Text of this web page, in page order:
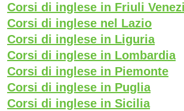
Corsi di inglese in Friuli
Corsi di inglese nel Lazio
Corsi di inglese in Liguria
Corsi di inglese in Lombardia
Corsi di inglese in Piemonte
Corsi di inglese in Puglia
Corsi di inglese in Sicilia